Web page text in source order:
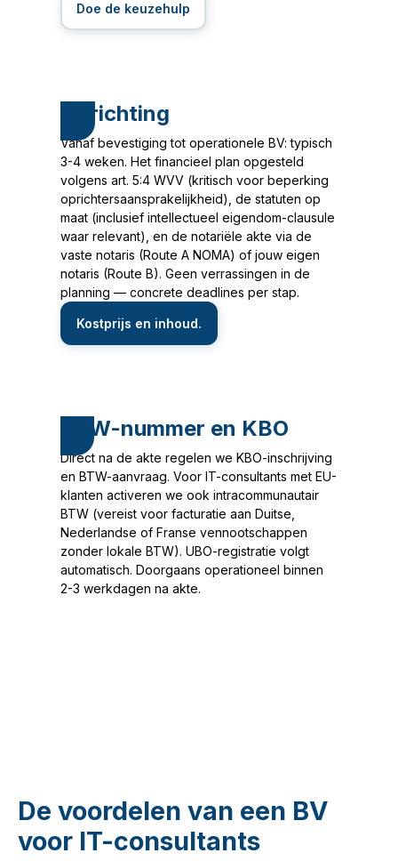
Doe de keuzehulp
Oprichting
Vanaf bevestiging tot operationele BV: typisch
3-4 weken. Het financieel plan opgesteld
volgens art. 5:4 WVV (kritisch voor beperking
oprichtersaansprakelijkheid), de statuten op
maat (inclusief intellectueel eigendom-clausule
waar relevant), en de notariële akte via de
vaste notaris (Route A NOMA) of jouw eigen
notaris (Route B). Geen verrassingen in de
planning — concrete deadlines per stap.
Kostprijs en inhoud.
BTW-nummer en KBO
Direct na de akte regelen we KBO-inschrijving
en BTW-aanvraag. Voor IT-consultants met EU-
klanten activeren we ook intracommunautair
BTW (vereist voor facturatie aan Duitse,
Nederlandse of Franse vennootschappen
zonder lokale BTW). UBO-registratie volgt
automatisch. Doorgaans operationeel binnen
2-3 werkdagen na akte.
De voordelen van een BV
voor IT-consultants